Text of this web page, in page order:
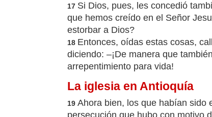
17 Si Dios, pues, les concedió
que hemos creído en el Señor
estorbar a Dios?
18 Entonces, oídas estas cosas,
diciendo: –¡De manera que
arrepentimiento para vida!
La iglesia en Antioquía
19Ahora bien, los que habían sido
persecución que hubo con motivo